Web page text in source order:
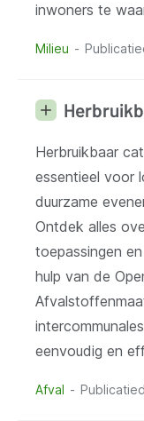
inwoners te
Milieu
Herbruikbaar
essentieel voor
duurzame
Ontdek alles
toepassingen
hulp van de
eenvoudig en
Afval